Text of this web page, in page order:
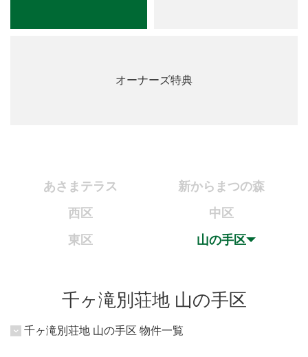
オーナーズ特典
あさまテラス
新からまつの森
西区
中区
東区
山の手区
千ヶ滝別荘地 山の手区
千ヶ滝別荘地 山の手区 物件一覧